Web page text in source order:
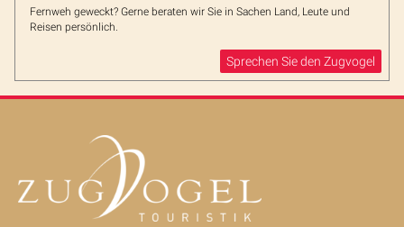
Fernweh geweckt? Gerne beraten wir Sie in Sachen Land, Leute und
Reisen persönlich.
Sprechen Sie den Zugvogel